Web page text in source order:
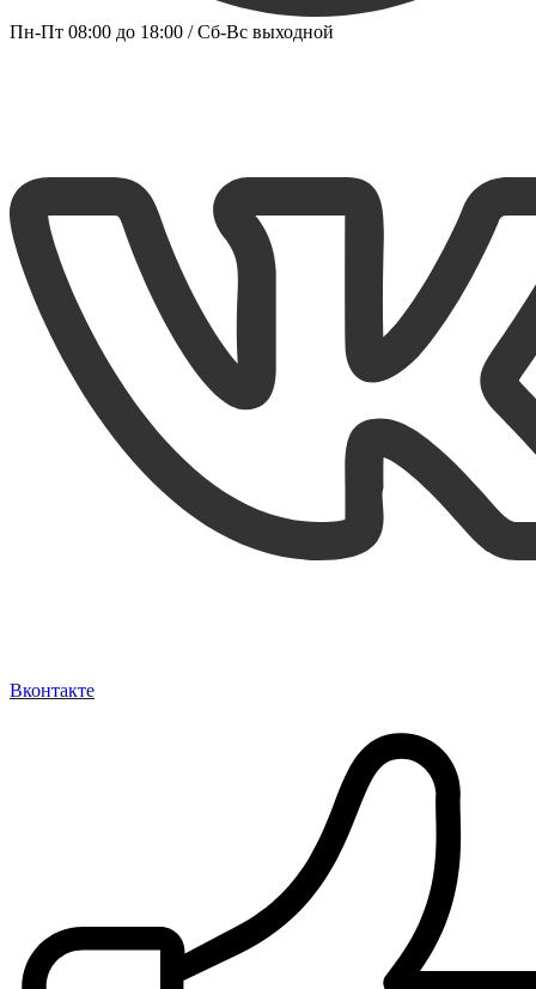
Пн-Пт 08:00 до 18:00 / Сб-Вс выходной
Вконтакте